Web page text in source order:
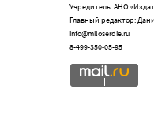
Учредитель: АНО
Главный редактор:
info@miloserdie.ru
8-499-350-05-95